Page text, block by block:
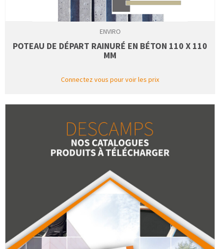
ENVIRO
POTEAU DE DÉPART RAINURÉ EN BÉTON 110 X 110
MM
Connectez vous pour voir les prix